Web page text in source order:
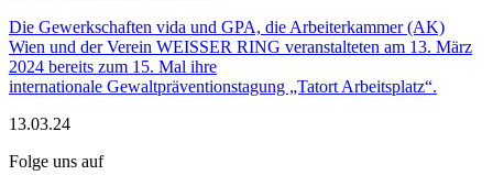
Die Gewerkschaften vida und GPA, die Arbeiterkammer (AK)
Wien und der Verein WEISSER RING veranstalteten am 13. März
2024 bereits zum 15. Mal ihre
internationale Gewaltpräventionstagung „Tatort Arbeitsplatz“.
13.03.24
Folge uns auf